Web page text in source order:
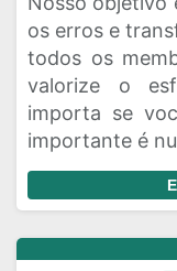
os erros e
todos os
valorize o
importa se
importante é